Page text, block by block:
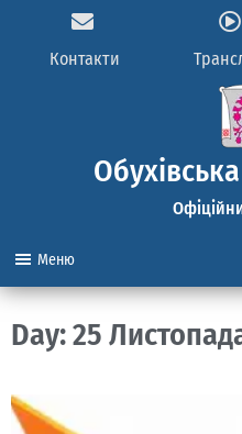
Контакти
Меню
Day: 25